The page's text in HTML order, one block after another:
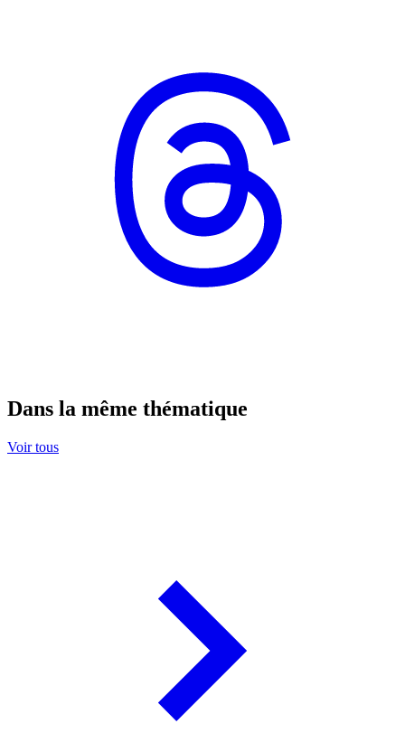
Dans la même thématique
Voir tous